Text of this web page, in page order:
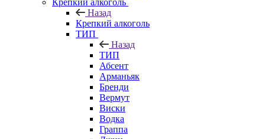
Крепкий алкоголь
Назад
Крепкий алкоголь
ТИП
Назад
ТИП
Абсент
Арманьяк
Бренди
Вермут
Виски
Водка
Граппа